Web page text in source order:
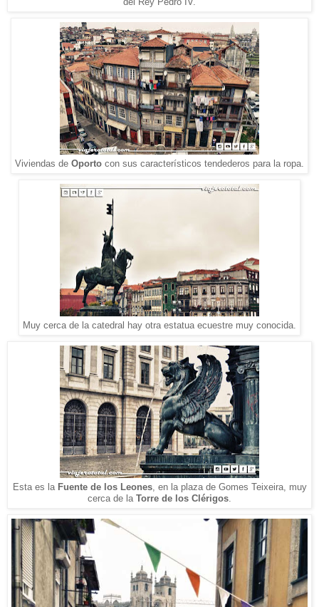
del Rey Pedro IV.
Viviendas de Oporto con sus característicos tendederos para la ropa.
Muy cerca de la catedral hay otra estatua ecuestre muy conocida.
Esta es la Fuente de los Leones, en la plaza de Gomes Teixeira, muy
cerca de la Torre de los Clérigos